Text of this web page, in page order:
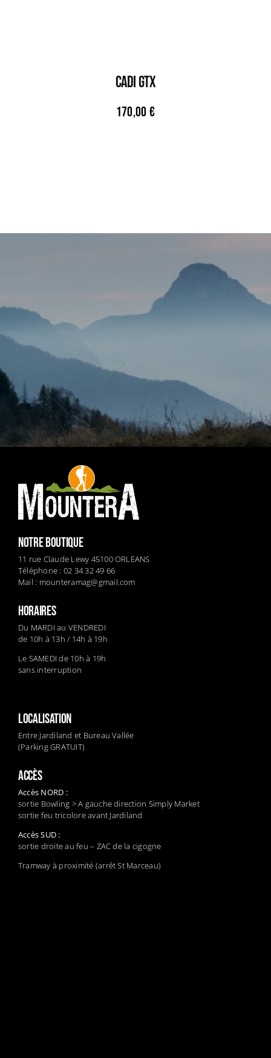
CADI GTX
170,00 €
NOTRE BOUTIQUE
11 rue Claude Lewy 45100 ORLEANS
Téléphone : 02 34 32 49 66
Mail : mounteramag@gmail.com
HORAIRES
Du MARDI au VENDREDI
de 10h à 13h / 14h à 19h
Le SAMEDI de 10h à 19h
sans interruption
LOCALISATION
Entre Jardiland et Bureau Vallée
(Parking GRATUIT)
ACCÈS
Accès NORD :
sortie Bowling > A gauche direction Simply Market
sortie feu tricolore avant Jardiland
Accès SUD :
sortie droite au feu – ZAC de la cigogne
Tramway à proximité (arrêt St Marceau)